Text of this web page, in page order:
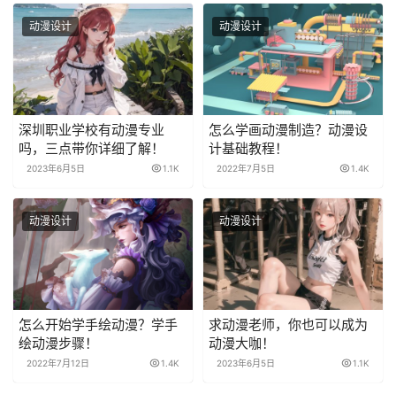
动漫设计
深圳职业学校有动漫专业
吗，三点带你详细了解！
2023年6月5日 1.1K
动漫设计
怎么学画动漫制造？动漫设
计基础教程！
2022年7月5日 1.4K
动漫设计
怎么开始学手绘动漫？学手
绘动漫步骤！
2022年7月12日 1.4K
动漫设计
求动漫老师，你也可以成为
动漫大咖！
2023年6月5日 1.1K